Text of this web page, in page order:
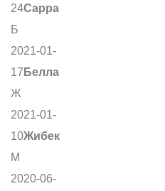
24Сарра
Б
2021-01-
17 Белла
Ж
2021-01-
10Жибек
М
2020-06-